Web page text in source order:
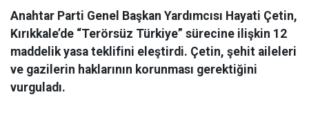
Anahtar Parti Genel Başkan Yardımcısı Hayati Çetin,
Kırıkkale’de “Terörsüz Türkiye” sürecine ilişkin 12
maddelik yasa teklifini eleştirdi. Çetin, şehit aileleri
ve gazilerin haklarının korunması gerektiğini
vurguladı.